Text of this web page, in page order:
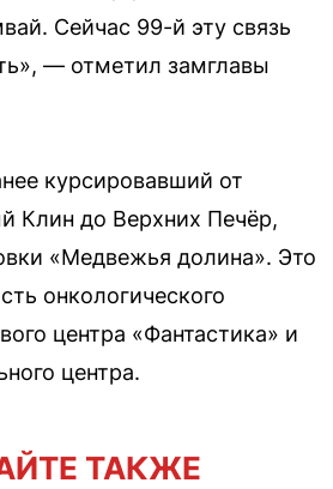
Сейчас 99-й эту связь
— отметил замглавы
курсировавший от
Клин до Верхних Печёр,
«Медвежья долина». Это
онкологического
центра «Фантастика» и
центра.
ТАКЖЕ